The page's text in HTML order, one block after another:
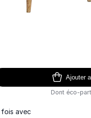
Ajouter
Dont éco-
fois avec